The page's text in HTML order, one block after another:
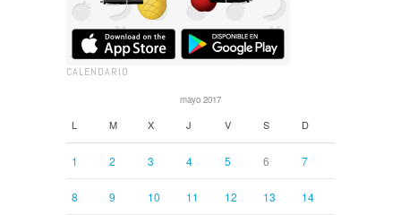
CALENDARIO
mayo 2017
L M X J V S D
1 2 3 4 5 6 7
8 9 10 11 12 13 14